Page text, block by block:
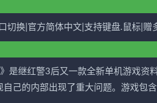
切换|官方简体中文|支持键盘.鼠标|
是继红警3后又一款全新单机游戏
自己的内部出现了重大问题。游戏包